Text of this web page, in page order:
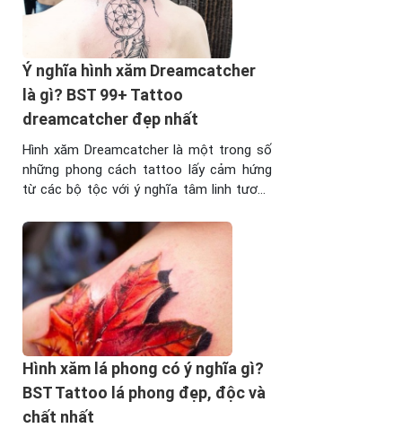
Ý nghĩa hình xăm Dreamcatcher
là gì? BST 99+ Tattoo
dreamcatcher đẹp nhất
Hình xăm Dreamcatcher là một trong số
những phong cách tattoo lấy cảm hứng
từ các bộ tộc với ý nghĩa tâm linh tương
Dreamcatcher được cho là có khả năng
mang lại giấc ngủ bình yên, xua tan ác
mộng. Ý nghĩa của hình tượng ...
Hình xăm lá phong có ý nghĩa gì?
BST Tattoo lá phong đẹp, độc và
chất nhất